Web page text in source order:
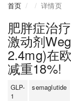
首页 详情页
肥胖症治
激动剂
2.4mg)在
减重18%!
GLP-
1
semaglutide